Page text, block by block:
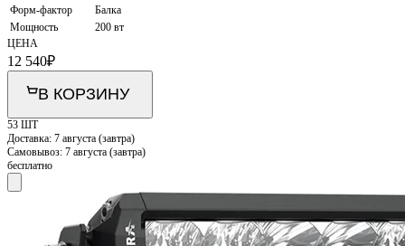
Форм-фактор
Балка
Мощность
200 вт
ЦЕНА
12 540₽
В КОРЗИНУ
53 ШТ
Доставка: 7 августа (завтра)
Самовывоз: 7 августа (завтра)
бесплатно